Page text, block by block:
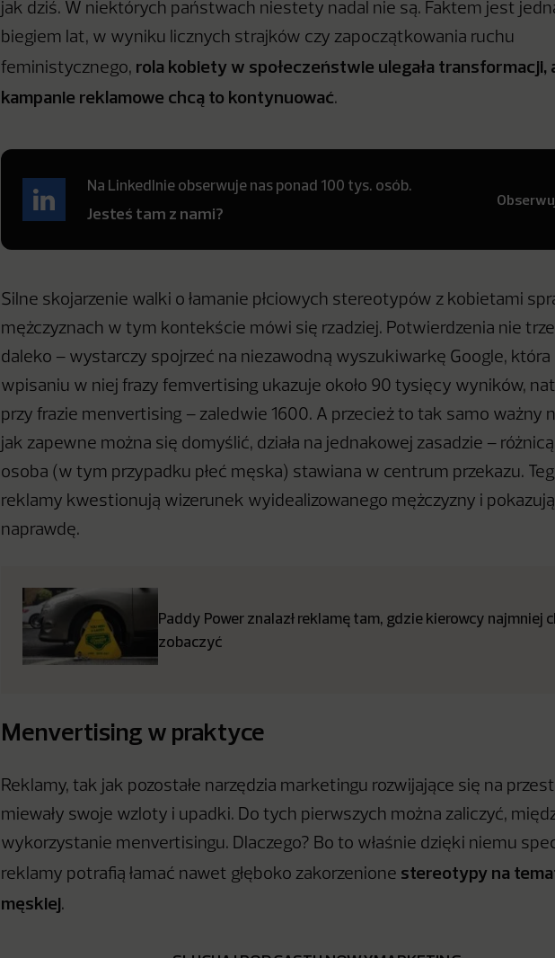
jak dziś. W niektórych państwach niestety nadal nie są. Faktem jest
biegiem lat, w wyniku licznych strajków czy zapoczątkowania ruchu
feministycznego, rola kobiety w społeczeństwie ulegała transformacji,
kampanie reklamowe chcą to kontynuować.
Na LinkedInie obserwuje nas ponad 100 tys. osób.
Jesteś tam z nami?
Silne skojarzenie walki o łamanie płciowych stereotypów z kobietami
mężczyznach w tym kontekście mówi się rzadziej. Potwierdzenia nie
daleko – wystarczy spojrzeć na niezawodną wyszukiwarkę Google, która
wpisaniu w niej frazy femvertising ukazuje około 90 tysięcy wyników,
przy frazie menvertising – zaledwie 1600. A przecież to tak samo ważny
jak zapewne można się domyślić, działa na jednakowej zasadzie –
osoba (w tym przypadku płeć męska) stawiana w centrum przekazu.
reklamy kwestionują wizerunek wyidealizowanego mężczyzny i
naprawdę.
Paddy Power znalazł reklamę tam, gdzie kierowcy najmniej
zobaczyć
Menvertising w praktyce
Reklamy, tak jak pozostałe narzędzia marketingu rozwijające się na
miewały swoje wzloty i upadki. Do tych pierwszych można zaliczyć,
wykorzystanie menvertisingu. Dlaczego? Bo to właśnie dzięki niemu
reklamy potrafią łamać nawet głęboko zakorzenione stereotypy na
męskiej.